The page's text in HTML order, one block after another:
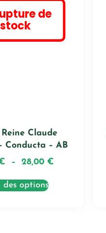
de
stock
Claude
Conducta – AB
– 28,00 €
des options